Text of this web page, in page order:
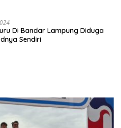
Di Bandar Lampung Diduga
Sendiri